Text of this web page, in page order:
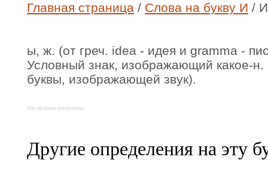
Главная страница / Слова на букву И /
ы, ж. (от греч. idea - идея и gramma -
Условный знак, изображающий какое-н.
буквы, изображающей звук).
На правах рекламы:
Другие определения на эту